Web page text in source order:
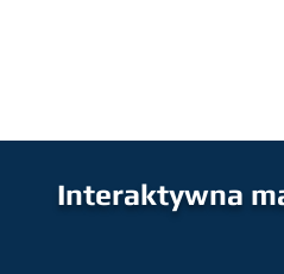
Interaktywna